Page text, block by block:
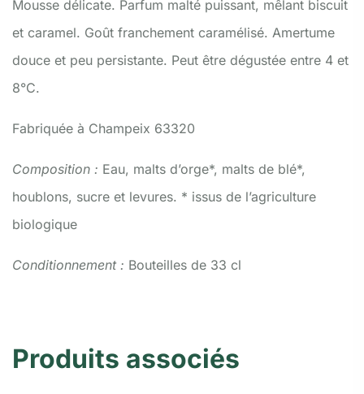
Mousse délicate. Parfum malté puissant, mêlant biscuit
et caramel. Goût franchement caramélisé. Amertume
douce et peu persistante. Peut être dégustée entre 4 et
8°C.
Fabriquée à Champeix 63320
Composition : Eau, malts d’orge*, malts de blé*,
houblons, sucre et levures. * issus de l’agriculture
biologique
Conditionnement : Bouteilles de 33 cl
Produits associés